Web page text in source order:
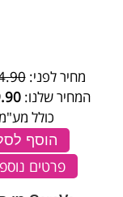
מחיר לפני:₪
המחיר שלנו:
כולל
הוסף
פרטים